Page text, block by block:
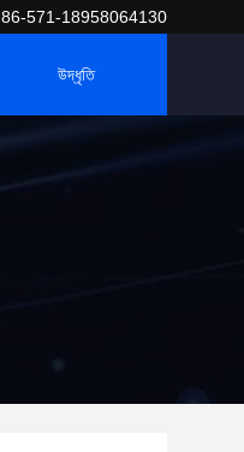
86-571-18958064130
উদ্ধৃতি